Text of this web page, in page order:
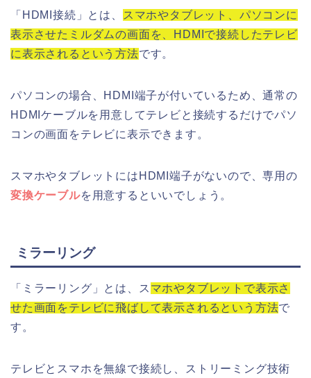
「HDMI接続」とは、
スマホやタブレット、パソコンに
表示させたミルダムの画面を、HDMIで接続したテレビ
に表示されるという方法です。
パソコンの場合、HDMI端子が付いているため、通常の
HDMIケーブルを用意してテレビと接続するだけでパソ
コンの画面をテレビに表示できます。
スマホやタブレットにはHDMI端子がないので、専用の
変換ケーブルを用意するといいでしょう。
ミラーリング
「ミラーリング」とは、ス マホやタブレットで表示さ
せた画面をテレビに飛ばして表示されるという方法で
す。
テレビとスマホを無線で接続し、ストリーミング技術